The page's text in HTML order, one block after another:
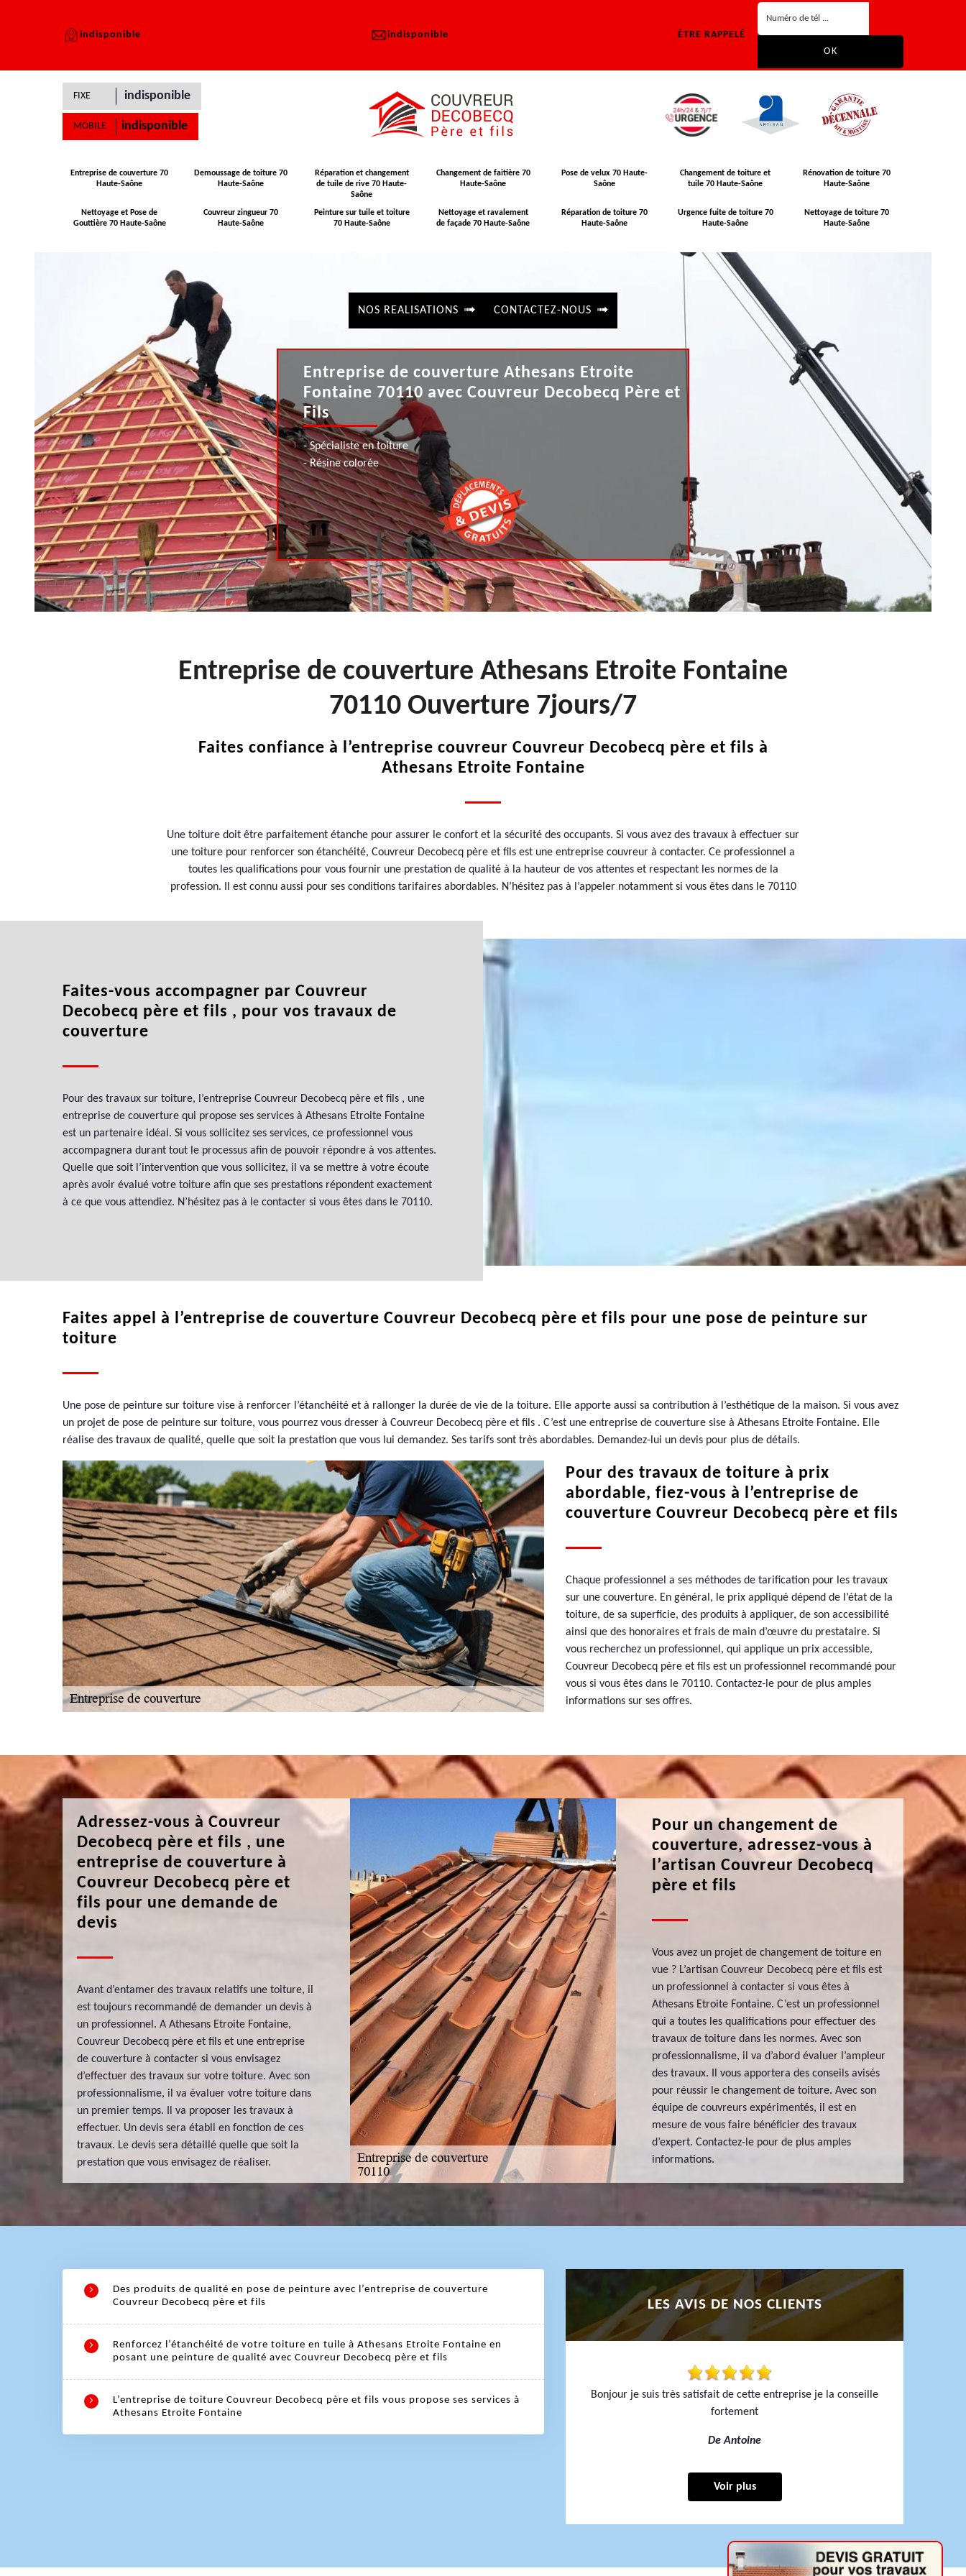
indisponible indisponible ÊTRE RAPPELÉ
FIXE indisponible
MOBILE indisponible
Entreprise de couverture 70
Haute-Saône
Demoussage de toiture 70
Haute-Saône
Réparation et changement
de tuile de rive 70 Haute-
Saône
Changement de faitière 70
Haute-Saône
Pose de velux 70 Haute-
Saône
Changement de toiture et
tuile 70 Haute-Saône
Rénovation de toiture 70
Haute-Saône
Nettoyage et Pose de
Gouttière 70 Haute-Saône
Couvreur zingueur 70
Haute-Saône
Peinture sur tuile et toiture
70 Haute-Saône
Nettoyage et ravalement
de façade 70 Haute-Saône
Réparation de toiture 70
Haute-Saône
Urgence fuite de toiture 70
Haute-Saône
Nettoyage de toiture 70
Haute-Saône
NOS REALISATIONS CONTACTEZ-NOUS
Entreprise de couverture Athesans Etroite
Fontaine 70110 avec Couvreur Decobecq Père et
Fils
- Spécialiste en toiture
- Résine colorée
Entreprise de couverture Athesans Etroite Fontaine
70110 Ouverture 7jours/7
Faites confiance à l’entreprise couvreur Couvreur Decobecq père et fils à
Athesans Etroite Fontaine
Une toiture doit être parfaitement étanche pour assurer le confort et la sécurité des occupants. Si vous avez des travaux à effectuer sur
une toiture pour renforcer son étanchéité, Couvreur Decobecq père et fils est une entreprise couvreur à contacter. Ce professionnel a
toutes les qualifications pour vous fournir une prestation de qualité à la hauteur de vos attentes et respectant les normes de la
profession. Il est connu aussi pour ses conditions tarifaires abordables. N’hésitez pas à l’appeler notamment si vous êtes dans le 70110
Faites-vous accompagner par Couvreur
Decobecq père et fils , pour vos travaux de
couverture
Pour des travaux sur toiture, l’entreprise Couvreur Decobecq père et fils , une
entreprise de couverture qui propose ses services à Athesans Etroite Fontaine
est un partenaire idéal. Si vous sollicitez ses services, ce professionnel vous
accompagnera durant tout le processus afin de pouvoir répondre à vos attentes.
Quelle que soit l’intervention que vous sollicitez, il va se mettre à votre écoute
après avoir évalué votre toiture afin que ses prestations répondent exactement
à ce que vous attendiez. N’hésitez pas à le contacter si vous êtes dans le 70110.
Faites appel à l’entreprise de couverture Couvreur Decobecq père et fils pour une pose de peinture sur
toiture
Une pose de peinture sur toiture vise à renforcer l’étanchéité et à rallonger la durée de vie de la toiture. Elle apporte aussi sa contribution à l’esthétique de la maison. Si vous avez
un projet de pose de peinture sur toiture, vous pourrez vous dresser à Couvreur Decobecq père et fils . C’est une entreprise de couverture sise à Athesans Etroite Fontaine. Elle
réalise des travaux de qualité, quelle que soit la prestation que vous lui demandez. Ses tarifs sont très abordables. Demandez-lui un devis pour plus de détails.
Pour des travaux de toiture à prix
abordable, fiez-vous à l’entreprise de
couverture Couvreur Decobecq père et fils
Chaque professionnel a ses méthodes de tarification pour les travaux
sur une couverture. En général, le prix appliqué dépend de l’état de la
toiture, de sa superficie, des produits à appliquer, de son accessibilité
ainsi que des honoraires et frais de main d’œuvre du prestataire. Si
vous recherchez un professionnel, qui applique un prix accessible,
Couvreur Decobecq père et fils est un professionnel recommandé pour
vous si vous êtes dans le 70110. Contactez-le pour de plus amples
informations sur ses offres.
Adressez-vous à Couvreur
Decobecq père et fils , une
entreprise de couverture à
Couvreur Decobecq père et
fils pour une demande de
devis
Avant d’entamer des travaux relatifs une toiture, il
est toujours recommandé de demander un devis à
un professionnel. A Athesans Etroite Fontaine,
Couvreur Decobecq père et fils et une entreprise
de couverture à contacter si vous envisagez
d’effectuer des travaux sur votre toiture. Avec son
professionnalisme, il va évaluer votre toiture dans
un premier temps. Il va proposer les travaux à
effectuer. Un devis sera établi en fonction de ces
travaux. Le devis sera détaillé quelle que soit la
prestation que vous envisagez de réaliser.
Pour un changement de
couverture, adressez-vous à
l’artisan Couvreur Decobecq
père et fils
Vous avez un projet de changement de toiture en
vue ? L’artisan Couvreur Decobecq père et fils est
un professionnel à contacter si vous êtes à
Athesans Etroite Fontaine. C’est un professionnel
qui a toutes les qualifications pour effectuer des
travaux de toiture dans les normes. Avec son
professionnalisme, il va d’abord évaluer l’ampleur
des travaux. Il vous apportera des conseils avisés
pour réussir le changement de toiture. Avec son
équipe de couvreurs expérimentés, il est en
mesure de vous faire bénéficier des travaux
d’expert. Contactez-le pour de plus amples
informations.
Des produits de qualité en pose de peinture avec l’entreprise de couverture
Couvreur Decobecq père et fils
Renforcez l’étanchéité de votre toiture en tuile à Athesans Etroite Fontaine en
posant une peinture de qualité avec Couvreur Decobecq père et fils
L’entreprise de toiture Couvreur Decobecq père et fils vous propose ses services à
Athesans Etroite Fontaine
LES AVIS DE NOS CLIENTS
Bonjour je suis très satisfait de cette entreprise je la conseille
fortement
De Antoine
Voir plus